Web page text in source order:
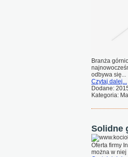
Branża
odbywa się...
Czytaj dalej...
Dodane:
Kategoria:
Solidne
Oferta firmy
można w